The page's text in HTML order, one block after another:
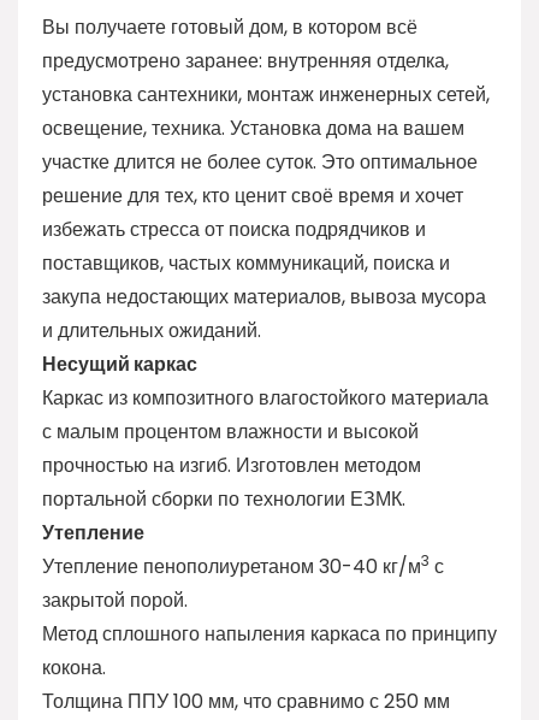
Вы получаете готовый дом, в котором всё
предусмотрено заранее: внутренняя отделка,
установка сантехники, монтаж инженерных сетей,
освещение, техника. Установка дома на вашем
участке длится не более суток. Это оптимальное
решение для тех, кто ценит своё время и хочет
избежать стресса от поиска подрядчиков и
поставщиков, частых коммуникаций, поиска и
закупа недостающих материалов, вывоза мусора
и длительных ожиданий.
Несущий каркас
Каркас из композитного влагостойкого материала
с малым процентом влажности и высокой
прочностью на изгиб. Изготовлен методом
портальной сборки по технологии ЕЗМК.
Утепление
Утепление пенополиуретаном 30-40 кг/м3 с
закрытой порой.
Метод сплошного напыления каркаса по принципу
кокона.
Толщина ППУ 100 мм, что сравнимо с 250 мм